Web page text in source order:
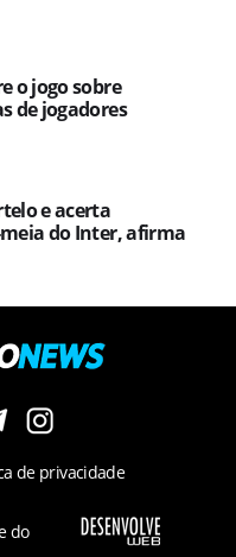
o jogo sobre
de jogadores
e acerta
do Inter, afirma
de privacidade
do